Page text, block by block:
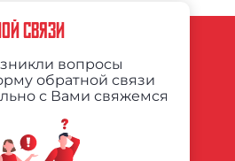
СВЯЗИ
вопросы
обратной связи
с Вами свяжемся